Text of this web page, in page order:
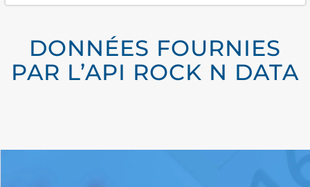
DONNÉES FOURNIES
PAR L’API ROCK N DATA